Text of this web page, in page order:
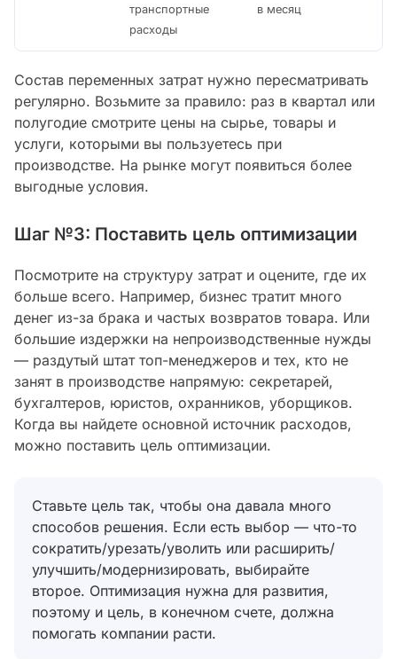
транспортные
расходы
в месяц
Состав переменных затрат нужно пересматривать
регулярно. Возьмите за правило: раз в квартал или
полугодие смотрите цены на сырье, товары и
услуги, которыми вы пользуетесь при
производстве. На рынке могут появиться более
выгодные условия.
Шаг №3: Поставить цель оптимизации
Посмотрите на структуру затрат и оцените, где их
больше всего. Например, бизнес тратит много
денег из-за брака и частых возвратов товара. Или
большие издержки на непроизводственные нужды
— раздутый штат топ-менеджеров и тех, кто не
занят в производстве напрямую: секретарей,
бухгалтеров, юристов, охранников, уборщиков.
Когда вы найдете основной источник расходов,
можно поставить цель оптимизации.
Ставьте цель так, чтобы она давала много
способов решения. Если есть выбор — что-то
сократить/урезать/уволить или расширить/
улучшить/модернизировать, выбирайте
второе. Оптимизация нужна для развития,
поэтому и цель, в конечном счете, должна
помогать компании расти.